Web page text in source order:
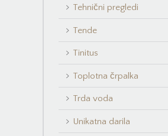
Tehnični pregledi
Tende
Tinitus
Toplotna črpalka
Trda voda
Unikatna darila